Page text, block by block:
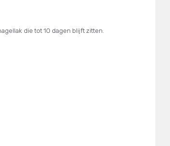
die tot 10 dagen blijft zitten.